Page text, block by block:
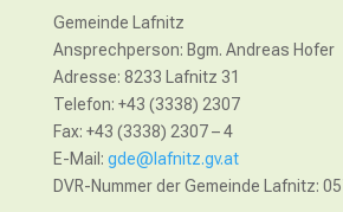
Gemeinde Lafnitz
Ansprechperson: Bgm. Andreas Hofer
Adresse: 8233 Lafnitz 31
Telefon: +43 (3338) 2307
Fax: +43 (3338) 2307 – 4
E-Mail: gde@lafnitz.gv.at
DVR-Nummer der Gemeinde Lafnitz: